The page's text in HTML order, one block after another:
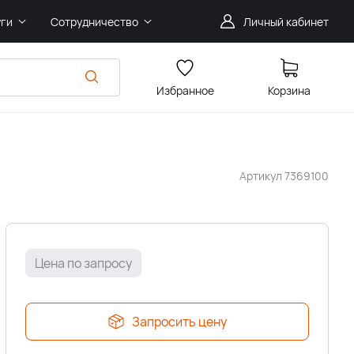
Сотрудничество Личный кабинет
Избранное Корзина
Артикул 7369100
Цена по запросу
Запросить цену